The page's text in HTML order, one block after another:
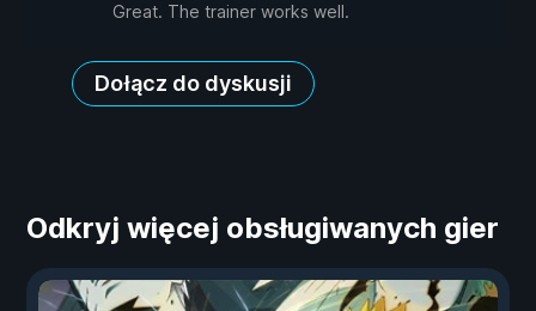
Great. The trainer works well.
Dołącz do dyskusji
Odkryj więcej obsługiwanych gier